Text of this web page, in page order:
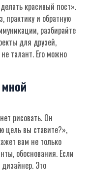
красивый пост».
практику и обратную
разбирайте
для друзей,
талант. Его можно
рисовать. Он
цель вы ставите?»,
вам не только
обоснования. Если
Это